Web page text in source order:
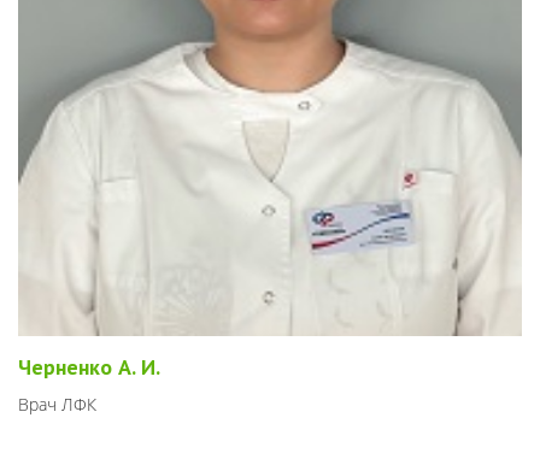
Черненко А. И.
Врач ЛФК